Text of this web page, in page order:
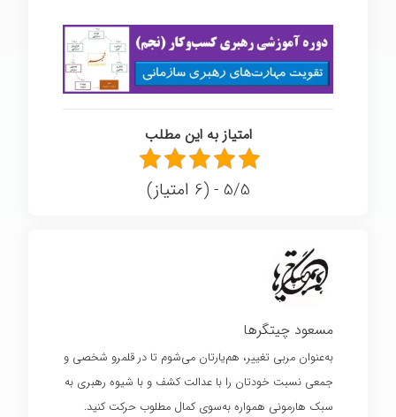
امتیاز به این مطلب
5/5 - (6 امتیاز)
مسعود چیتگرها
به‌عنوان مربی تغییر، هم‌یارتان می‌شوم تا در قلمرو شخصی و
جمعی نسبت خودتان را با عدالت کشف و با شیوه رهبری به
سبک هارمونی همواره به‌سوی کمال مطلوب حرکت کنید.